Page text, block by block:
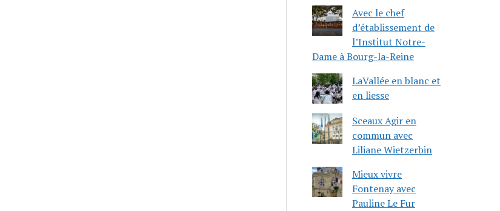
Avec le chef
d’établissement de
l’Institut Notre-
Dame à Bourg-la-Reine
LaVallée en blanc et
en liesse
Sceaux Agir en
commun avec
Liliane Wietzerbin
Mieux vivre
Fontenay avec
Pauline Le Fur